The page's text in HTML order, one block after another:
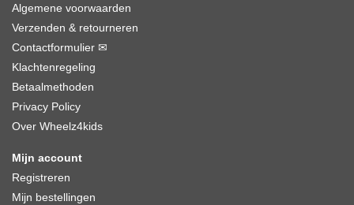
Algemene voorwaarden
Verzenden & retourneren
Contactformulier ✉
Klachtenregeling
Betaalmethoden
Privacy Policy
Over Wheelz4kids
Mijn account
Registreren
Mijn bestellingen